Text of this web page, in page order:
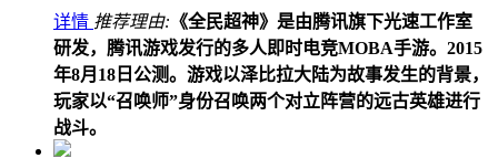
详情 推荐理由: 《全民超神》是由腾讯旗下光速工作室
研发，腾讯游戏发行的多人即时电竞MOBA手游。2015
年8月18日公测。游戏以泽比拉大陆为故事发生的背景，
玩家以“召唤师”身份召唤两个对立阵营的远古英雄进行
战斗。